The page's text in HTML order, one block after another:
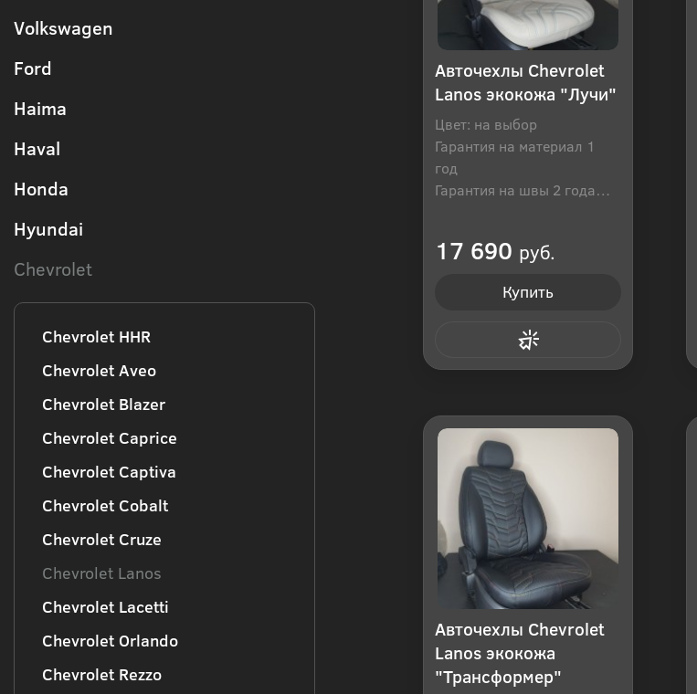
Volkswagen
Ford
Haima
Haval
Honda
Hyundai
Chevrolet
Chevrolet HHR
Chevrolet Aveo
Chevrolet Blazer
Chevrolet Caprice
Chevrolet Captiva
Chevrolet Cobalt
Chevrolet Cruze
Chevrolet Lanos
Chevrolet Lacetti
Chevrolet Orlando
Chevrolet Rezzo
Авточехлы Chevrolet
Lanos экокожа "Лучи"
Цвет: на выбор
Гарантия на материал 1
год
Гарантия на швы 2 года
17 690 руб.
Купить
Авточехлы Chevrolet
Lanos экокожа
"Трансформер"